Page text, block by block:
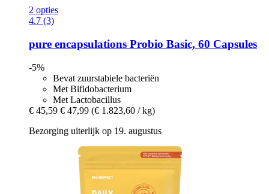
2 opties
4.7 (3)
pure encapsulations Probio Basic, 60 Capsules
-5%
Bevat zuurstabiele bacteriën
Met Bifidobacterium
Met Lactobacillus
€ 45,59 € 47,99 (€ 1.823,60 / kg)
Bezorging uiterlijk op 19. augustus